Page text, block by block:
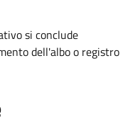
si conclude
dell'albo o registro